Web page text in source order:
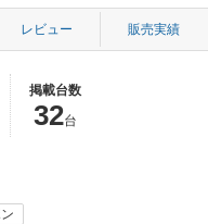
レビュー 販売実績
掲載台数
32台